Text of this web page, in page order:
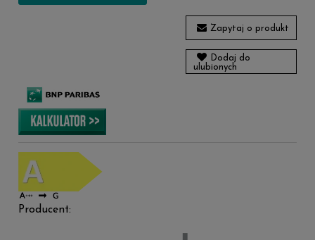
Zapytaj o produkt
Dodaj do
ulubionych
Producent: